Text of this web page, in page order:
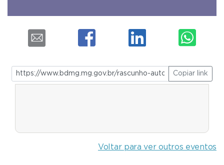
Copiar link
Voltar para ver outros eventos